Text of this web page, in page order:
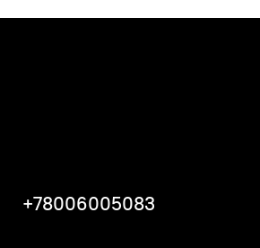
+78006005083